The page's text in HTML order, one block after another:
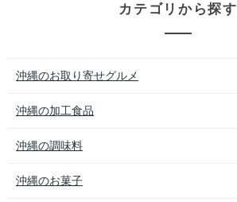
カテゴリから探す
沖縄のお取り寄せグルメ
沖縄の加工食品
沖縄の調味料
沖縄のお菓子